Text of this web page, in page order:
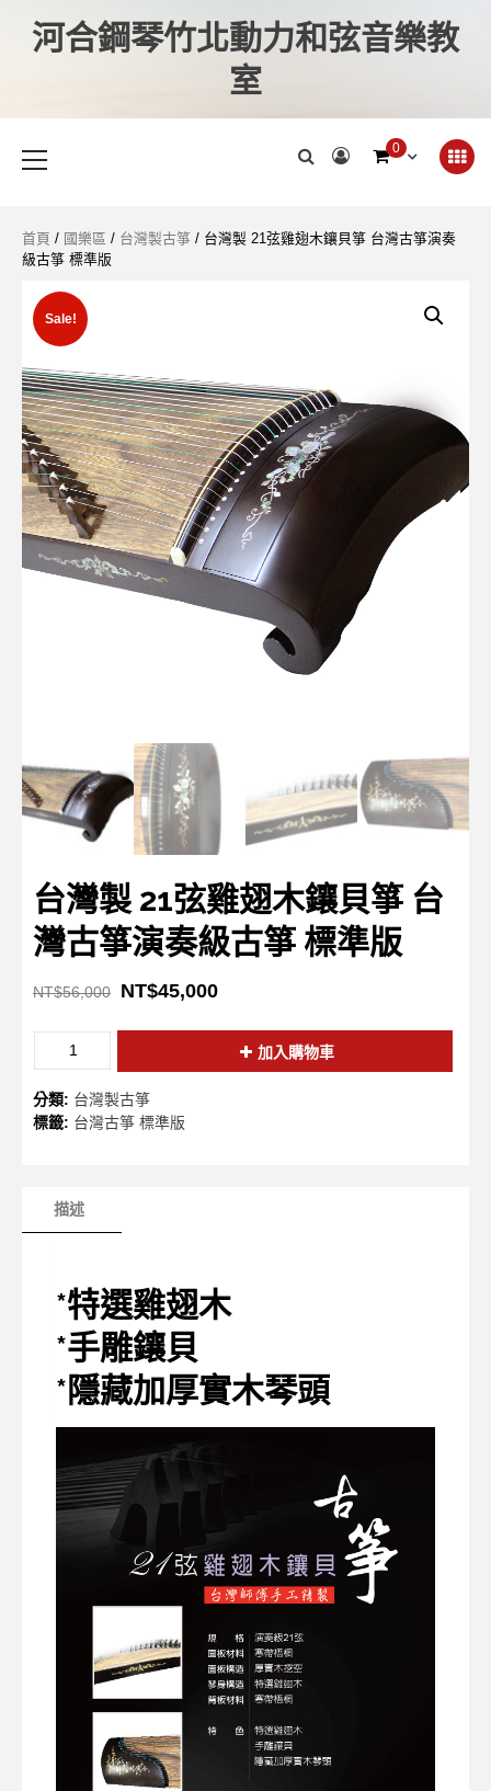
河合鋼琴竹北動力和弦音樂教
室
0
首頁 / 國樂區 / 台灣製古箏 / 台灣製 21弦雞翅木鑲貝箏 台灣古箏演奏
級古箏 標準版
Sale!
台灣製 21弦雞翅木鑲貝箏 台
灣古箏演奏級古箏 標準版
NT$56,000 NT$45,000
加入購物車
分類: 台灣製古箏
標籤: 台灣古箏 標準版
描述
*特選雞翅木
*手雕鑲貝
*隱藏加厚實木琴頭